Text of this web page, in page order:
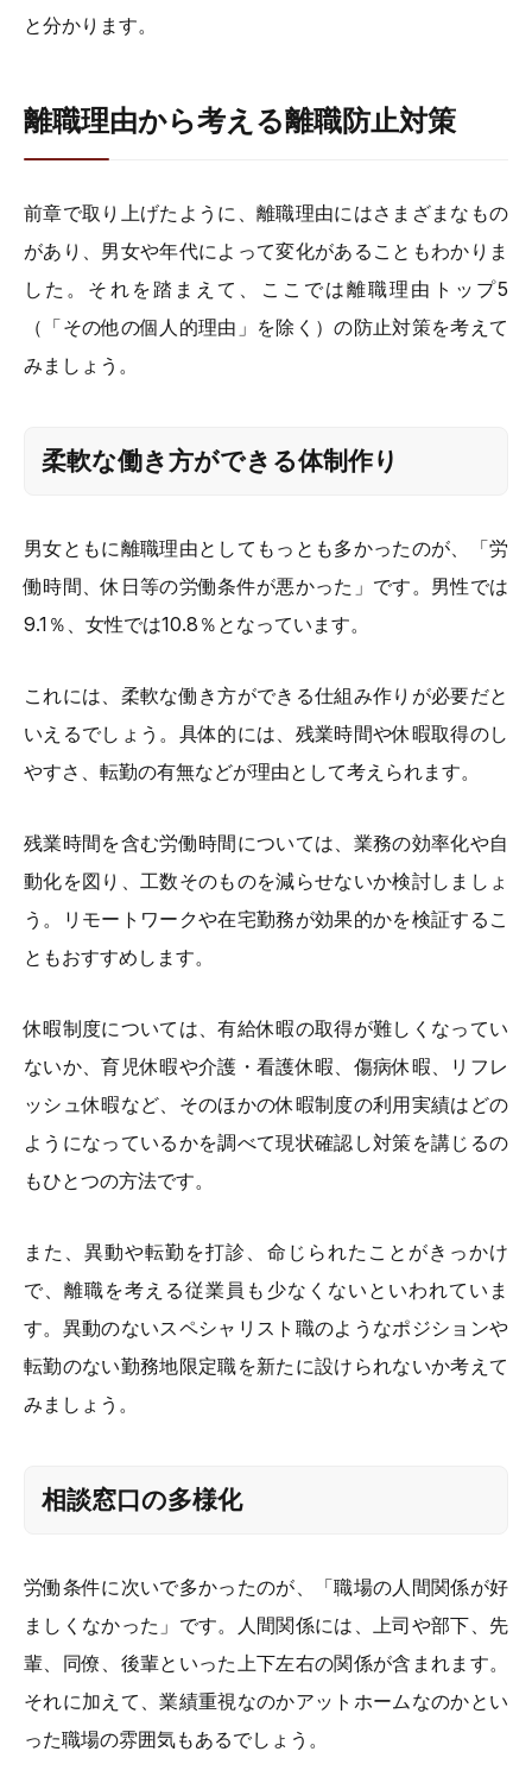
と分かります。
離職理由から考える離職防止対策
前章で取り上げたように、離職理由にはさまざまなもの
があり、男女や年代によって変化があることもわかりま
した。それを踏まえて、ここでは離職理由トップ5
（「その他の個人的理由」を除く）の防止対策を考えて
みましょう。
柔軟な働き方ができる体制作り
男女ともに離職理由としてもっとも多かったのが、「労
働時間、休日等の労働条件が悪かった」です。男性では
9.1％、女性では10.8％となっています。
これには、柔軟な働き方ができる仕組み作りが必要だと
いえるでしょう。具体的には、残業時間や休暇取得のし
やすさ、転勤の有無などが理由として考えられます。
残業時間を含む労働時間については、業務の効率化や自
動化を図り、工数そのものを減らせないか検討しましょ
う。リモートワークや在宅勤務が効果的かを検証するこ
ともおすすめします。
休暇制度については、有給休暇の取得が難しくなってい
ないか、育児休暇や介護・看護休暇、傷病休暇、リフレ
ッシュ休暇など、そのほかの休暇制度の利用実績はどの
ようになっているかを調べて現状確認し対策を講じるの
もひとつの方法です。
また、異動や転勤を打診、命じられたことがきっかけ
で、離職を考える従業員も少なくないといわれていま
す。異動のないスペシャリスト職のようなポジションや
転勤のない勤務地限定職を新たに設けられないか考えて
みましょう。
相談窓口の多様化
労働条件に次いで多かったのが、「職場の人間関係が好
ましくなかった」です。人間関係には、上司や部下、先
輩、同僚、後輩といった上下左右の関係が含まれます。
それに加えて、業績重視なのかアットホームなのかとい
った職場の雰囲気もあるでしょう。